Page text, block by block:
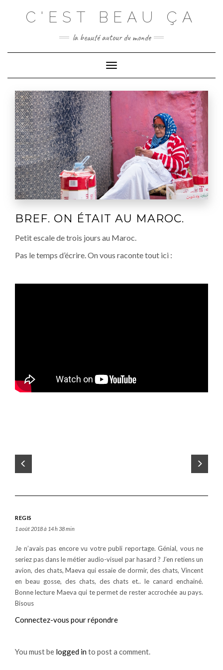
C'EST BEAU ÇA
la beauté autour du monde
Toggle
BREF. ON ÉTAIT AU MAROC.
Petit escale de trois jours au Maroc.
Pas le temps d’écrire. On vous raconte tout ici :
REGIS
1 août 2018 à 14 h 38 min
Je n’avais pas encore vu votre publi reportage. Génial, vous ne
seriez pas dans le métier audio-visuel par hasard ? J’en retiens un
avion, des chats, Maeva qui essaie de dormir, des chats, Vincent
en beau gosse, des chats, des chats et.. le canard enchainé.
Bonne lecture Maeva qui te permet de rester accrochée au pays.
Bisous
Connectez-vous pour répondre
You must be logged into post a comment.